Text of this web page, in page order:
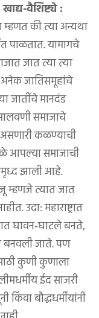
वैशिष्ट्ये :
म्हणत की त्या अन्यथा
पाळतात. यामागचे
जात त्या त्या
जातिसमूहांचे
जातींचे मानदंड
समाजाचे
कळण्याची
आपल्या समाजाची
झाली आहे.
म्हणजे त्यात जात
उदा: महाराष्ट्रात
घावन-घाटले बनते,
बनवली जाते. पण
कुणी कुणाला
ईद साजरी
बौद्धधर्मीयांनी